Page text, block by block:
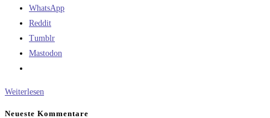
WhatsApp
Reddit
Tumblr
Mastodon
Weiterlesen
Neueste Kommentare